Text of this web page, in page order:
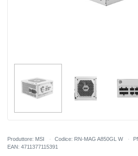
Produttore: MSI Codice: RN-MAG A850GL W
EAN: 4711377115391